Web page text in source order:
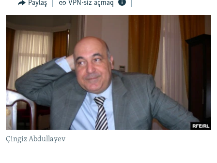
QANUNI DOĞRU
MULTIMEDIA
VIDEO
FOTOQALEREYA
İNFOQRAFIKA
KARIKATURA
RADIO ARXIV
OXU ZALI
AZƏRBAYCAN ƏDƏBIYYATI KITABXANASI
İSLAM VƏ DEMOKRATIYA
İZ - MƏDƏNIYYƏT PROQRAMI
HAQQIMIZDA
MISSIYAMIZ
PEŞƏ ETIKASI VƏ JURNALISTIKA STANDARTLARIMIZ
MATERIALLARIMIZDAN ISTIFADƏ
AZADLIQRADIOSU MOBIL TELEFONUNUZDA
BIZI IZLƏ
RFE/RL-in bütün saytları
Paylaş VPN-siz açmaq
Çingiz Abdullayev